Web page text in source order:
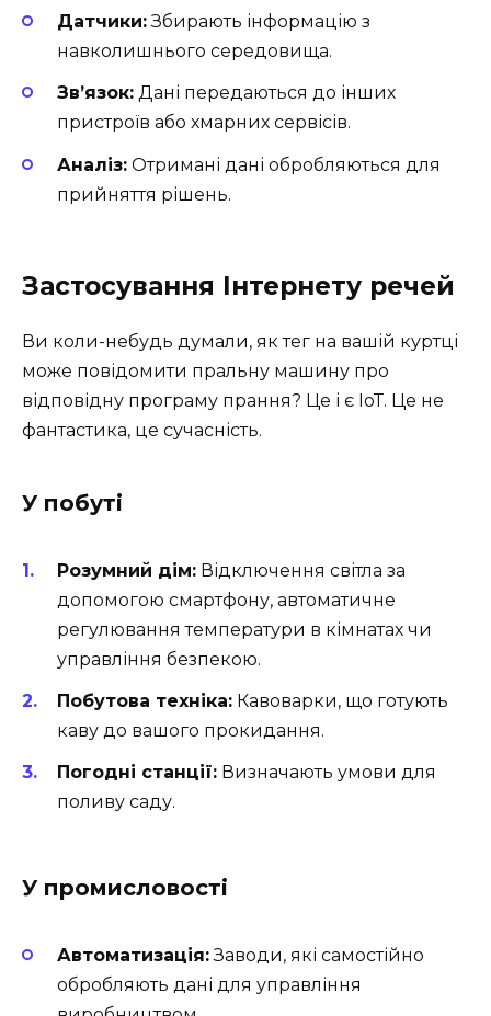
Датчики:Збирають інформацію з
навколишнього середовища.
Зв’язок: Дані передаються до інших
пристроїв або хмарних сервісів.
Аналіз: Отримані дані обробляються для
прийняття рішень.
Застосування Інтернету речей
Ви коли-небудь думали, як тег на вашій куртці
може повідомити пральну машину про
відповідну програму прання? Це і є ІоТ. Це не
фантастика, це сучасність.
У побуті
Розумний дім: Відключення світла за
допомогою смартфону, автоматичне
регулювання температури в кімнатах чи
управління безпекою.
Побутова техніка: Кавоварки, що готують
каву до вашого прокидання.
Погодні станції: Визначають умови для
поливу саду.
У промисловості
Автоматизація:Заводи, які самостійно
обробляють дані для управління